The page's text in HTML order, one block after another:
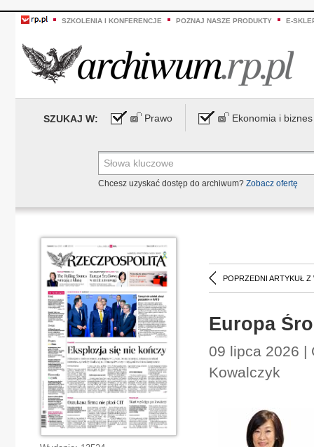
SZKOLENIA I KONFERENCJE POZNAJ NASZE PRODUKTY E-
SZUKAJ W: Prawo Ekonomia i biznes
Chcesz uzyskać dostęp do archiwum? Zobacz ofertę
POPRZEDNI ARTYKUŁ Z
Europa
09 lipca 2026 |
Kowalczyk